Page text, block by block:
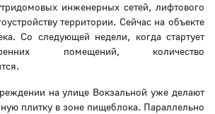
инженерных сетей, лифтового
территории. Сейчас на объекте
Со следующей недели, когда стартует
помещений, количество
на улице Вокзальной уже делают
плитку в зоне пищеблока. Параллельно